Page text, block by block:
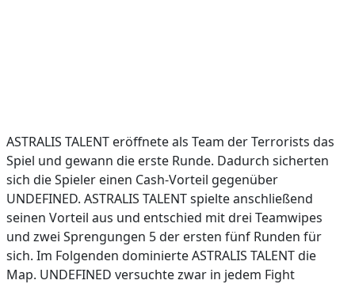
ASTRALIS TALENT eröffnete als Team der Terrorists das
Spiel und gewann die erste Runde. Dadurch sicherten
sich die Spieler einen Cash-Vorteil gegenüber
UNDEFINED. ASTRALIS TALENT spielte anschließend
seinen Vorteil aus und entschied mit drei Teamwipes
und zwei Sprengungen 5 der ersten fünf Runden für
sich. Im Folgenden dominierte ASTRALIS TALENT die
Map. UNDEFINED versuchte zwar in jedem Fight